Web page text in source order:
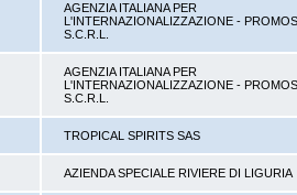
AGENZIA ITALIANA PER
L'INTERNAZIONALIZZAZIONE -
S.C.R.L.
AGENZIA ITALIANA PER
L'INTERNAZIONALIZZAZIONE -
S.C.R.L.
TROPICAL SPIRITS SAS
AZIENDA SPECIALE RIVIERE DI LIGURIA